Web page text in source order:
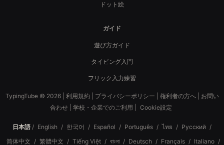
ドット絵
ガイド
遊び方ガイド
タイピング入門
フリック入力練習
TypingTube © 2026 | 利用規約 プライバシーポリシー 権利者の方へ| お問い
合わせ
学校・企業でのご利用 Cookie設定
日本語 / English / 한국어 / Español / Português / ไทย / Русский /
简体中文 / 繁體中文 / Tiếng Việt / বাংলা / Deutsch / Français / Italiano /